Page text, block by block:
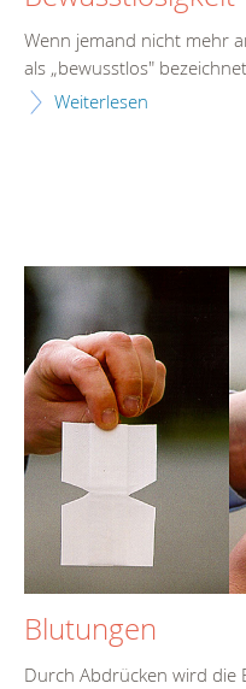
Wenn jemand nicht mehr
als „bewusstlos"
Weiterlesen
Blutungen
Durch Abdrücken wird die